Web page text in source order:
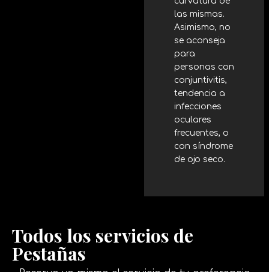
las mismas.
Asimismo, no
se aconseja
para
personas con
conjuntivitis,
tendencia a
infecciones
oculares
frecuentes, o
con síndrome
de ojo seco.
Todos los servicios de
Pestañas